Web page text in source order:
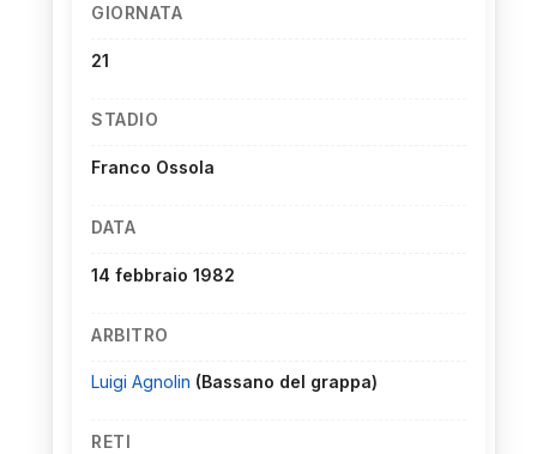
GIORNATA
21
STADIO
Franco Ossola
DATA
14 febbraio 1982
ARBITRO
Luigi Agnolin (Bassano del grappa)
RETI